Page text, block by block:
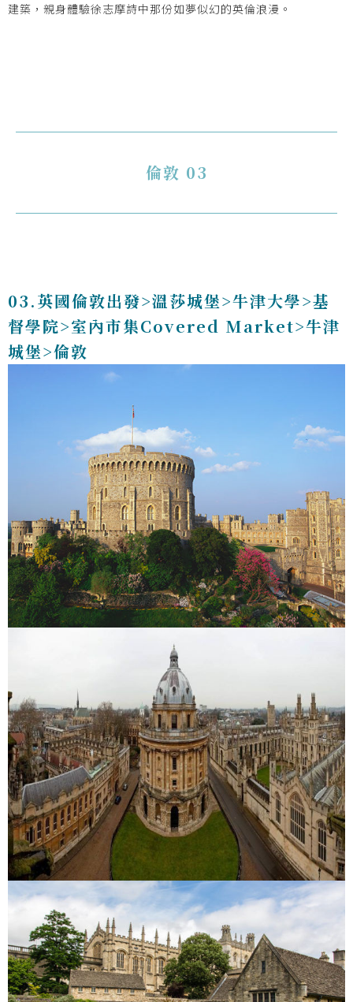
建築，親身體驗徐志摩詩中那份如夢似幻的英倫浪漫。
倫敦 03
03.英國倫敦出發>溫莎城堡>牛津大學>基
督學院>室內市集Covered Market>牛津
城堡>倫敦